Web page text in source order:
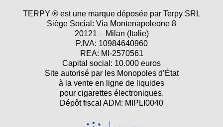
TERPY ® est une marque déposée par Terpy SRL
Siège Social: Via Montenapoleone 8
20121 – Milan (Italie)
P.IVA: 10984640960
REA: MI-2570561
Capital social: 10.000 euros
Site autorisé par les Monopoles d’État
à la vente en ligne de liquides
pour cigarettes électroniques.
Dépôt fiscal ADM: MIPLI0040